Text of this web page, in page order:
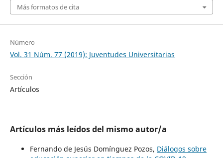
Más formatos de cita
Número
Vol. 31 Núm. 77 (2019): Juventudes Universitarias
Sección
Artículos
Artículos más leídos del mismo autor/a
Fernando de Jesús Domínguez Pozos, Diálogos sobre